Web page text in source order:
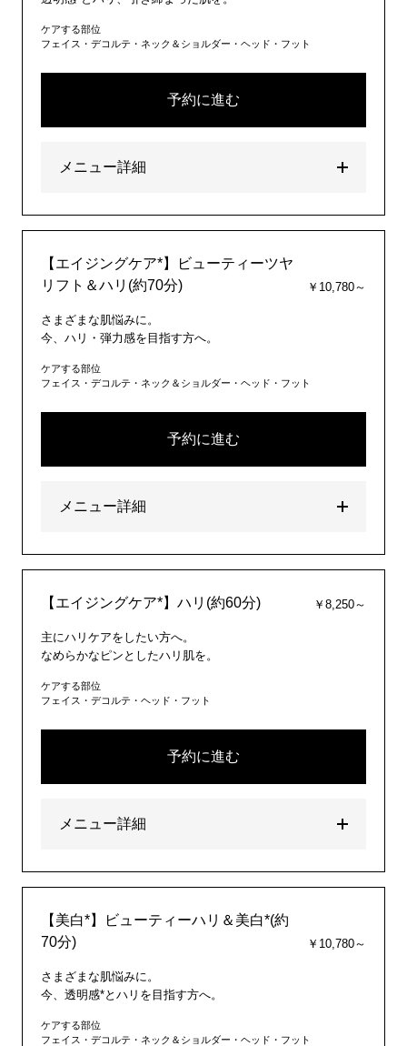
ケアする部位
フェイス・デコルテ・ネック＆ショルダー・ヘッド・フット
予約に進む
メニュー詳細
【エイジングケア*】ビューティーツヤ
リフト＆ハリ(約70分)
￥10,780～
さまざまな肌悩みに。
今、ハリ・弾力感を目指す方へ。
ケアする部位
フェイス・デコルテ・ネック＆ショルダー・ヘッド・フット
予約に進む
メニュー詳細
【エイジングケア*】ハリ(約60分) ￥8,250～
主にハリケアをしたい方へ。
なめらかなピンとしたハリ肌を。
ケアする部位
フェイス・デコルテ・ヘッド・フット
予約に進む
メニュー詳細
【美白*】ビューティーハリ＆美白*(約
70分)
￥10,780～
さまざまな肌悩みに。
今、透明感*とハリを目指す方へ。
ケアする部位
フェイス・デコルテ・ネック＆ショルダー・ヘッド・フット